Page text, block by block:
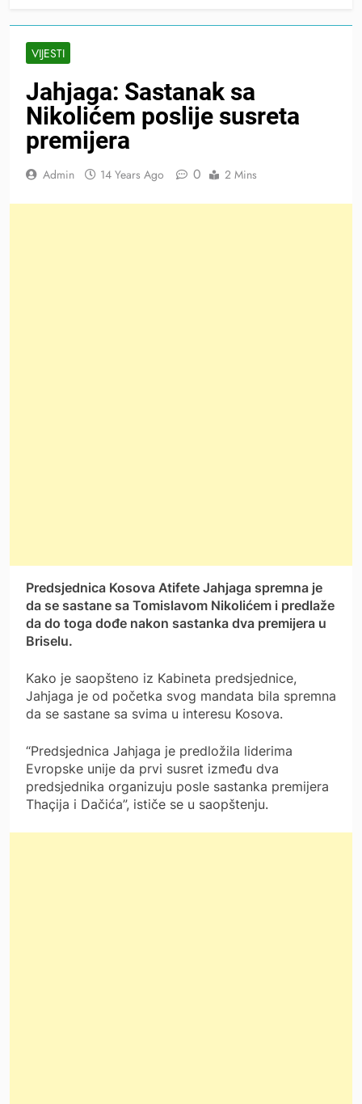
VIJESTI
Jahjaga: Sastanak sa
Nikolićem poslije susreta
premijera
Admin 14 Years Ago 0 2 Mins
Predsjednica Kosova Atifete Jahjaga spremna je
da se sastane sa Tomislavom Nikolićem i predlaže
da do toga dođe nakon sastanka dva premijera u
Briselu.
Kako je saopšteno iz Kabineta predsjednice,
Jahjaga je od početka svog mandata bila spremna
da se sastane sa svima u interesu Kosova.
“Predsjednica Jahjaga je predložila liderima
Evropske unije da prvi susret između dva
predsjednika organizuju posle sastanka premijera
Thaçija i Dačića”, ističe se u saopštenju.